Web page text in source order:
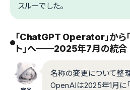
スルーでした。
「ChatGPT Operator」から
ト」へ——2025年7月の統合
名称の変更について整
OpenAIは2025年1月に